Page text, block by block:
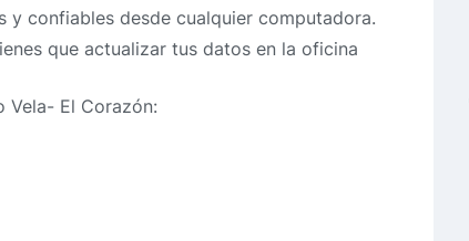
y confiables desde cualquier computadora.
que actualizar tus datos en la oficina
Vela- El Corazón: